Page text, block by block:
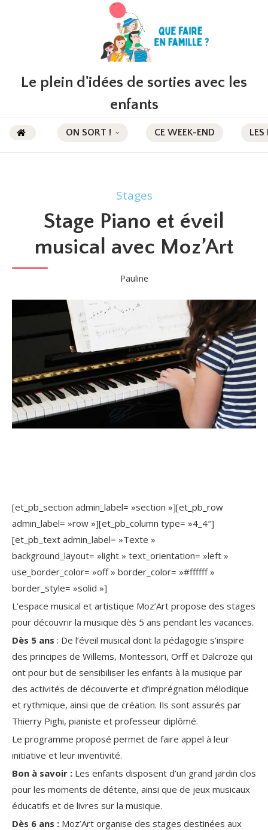
Le plein d'idées de sorties avec les
enfants
ON SORT ! CE WEEK-END LES
Stages
Stage Piano et éveil
musical avec Moz’Art
Pauline
[et_pb_section admin_label= »section »][et_pb_row
admin_label= »row »][et_pb_column type= »4_4″]
[et_pb_text admin_label= »Texte »
background_layout= »light » text_orientation= »left »
use_border_color= »off » border_color= »#ffffff »
border_style= »solid »]
L’espace musical et artistique Moz’Art propose des stages
pour découvrir la musique dès 5 ans pendant les vacances.
Dès 5 ans : De l’éveil musical dont la pédagogie s’inspire
des principes de Willems, Montessori, Orff et Dalcroze qui
ont pour but de sensibiliser les enfants à la musique par
des activités de découverte et d’imprégnation mélodique
et rythmique, ainsi que de création. Ils sont assurés par
Thierry Pighi, pianiste et professeur diplômé.
Le programme proposé permet de faire appel à leur
initiative et leur inventivité.
Bon à savoir : Les enfants disposent d’un grand jardin clos
pour les moments de détente, ainsi que de jeux musicaux
éducatifs et de livres sur la musique.
Dès 6 ans : Moz’Art organise des stages destinées aux